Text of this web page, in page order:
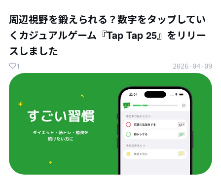
周辺視野を鍛えられる？数字をタップしてい
くカジュアルゲーム『Tap Tap 25』をリリー
スしました
2026-04-09
1